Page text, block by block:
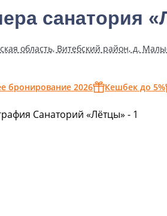
санатория
область, Витебский район, д.
бронирование 2026 Кешбек до 5%